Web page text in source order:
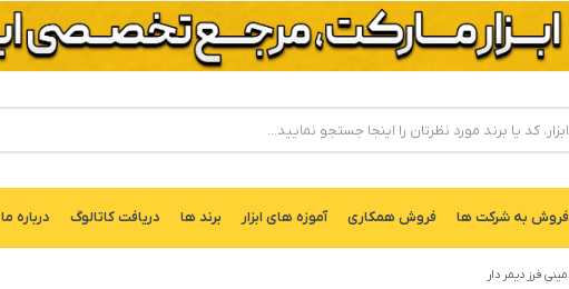
فروش به شركت ها فروش همکاری آموزه های ابزار برند ها دریافت کاتالوگ درباره ما
مینی فرز دیمر دار